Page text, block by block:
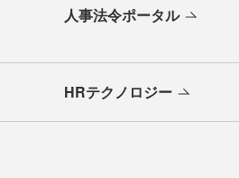
人事法令ポータル
HRテクノロジー